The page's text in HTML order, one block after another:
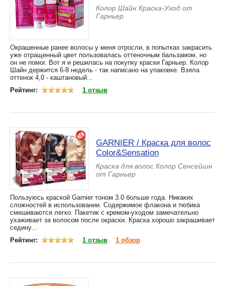
Колор Шайн Краска-Уход от
Гарньер
Окрашенные ранее волосы у меня отросли, в попытках закрасить
уже отращенный цвет пользовалась оттеночным бальзамом, но
он не помог. Вот я и решилась на покупку краски Гарньер. Колор
Шайн держится 6-8 недель - так написано на упаковке. Взяла
оттенок 4,0 - каштановый...
Рейтинг:
1 отзыв
GARNIER / Краска для волос
Color&Sensation
Краска для волос Колор Сенсейшн
от Гарньер
Пользуюсь краской Garnier тоном 3.0 больше года. Никаких
сложностей в использовании. Содержимое флакона и тюбика
смешиваются легко. Пакетик с кремом-уходом замечательно
ухаживает за волосом после окраски. Краска хорошо закрашивает
седину...
Рейтинг:
1 отзыв 1 обзор